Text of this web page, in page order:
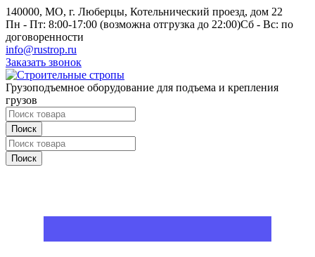
140000, МО, г. Люберцы, Котельнический проезд, дом 22
Пн - Пт: 8:00-17:00 (возможна отгрузка до 22:00)Сб - Вс: по
договоренности
info@rustrop.ru
Заказать звонок
Грузоподъемное оборудование для подъема и крепления
грузов
Поиск
Поиск